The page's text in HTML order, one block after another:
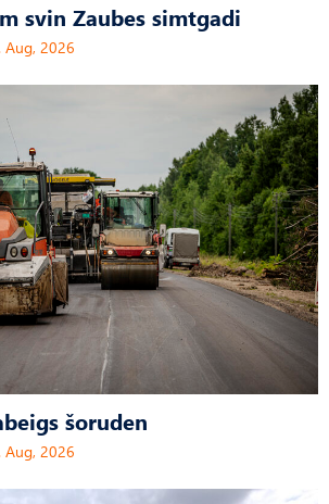
svin Zaubes simtgadi
Aug, 2026
šoruden
Aug, 2026